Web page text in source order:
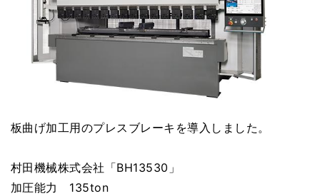
板曲げ加工用のプレスブレーキを導入しました。
村田機械株式会社「BH13530」
加圧能力 135ton